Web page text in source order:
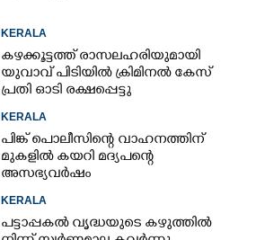
KERALA
കഴക്കൂട്ടത്ത് രാസലഹരിയുമായി
യുവാവ് പിടിയിൽ ക്രിമിനൽ കേസ്
പ്രതി ഓടി രക്ഷപ്പെട്ടു
KERALA
പിങ്ക് പൊലീസിന്റെ വാഹനത്തിന്
മുകളിൽ കയറി മദ്യപന്റെ
അസഭ്യവ‌ർഷം
KERALA
പട്ടാപ്പകൽ വൃദ്ധയുടെ കഴുത്തിൽ